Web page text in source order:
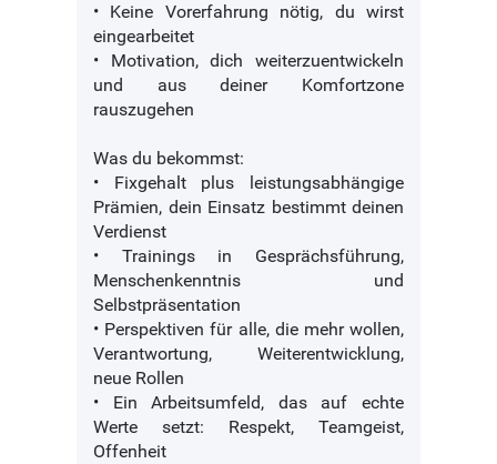
• Keine Vorerfahrung nötig, du wirst
eingearbeitet
• Motivation, dich weiterzuentwickeln
und aus deiner Komfortzone
rauszugehen
Was du bekommst:
• Fixgehalt plus leistungsabhängige
Prämien, dein Einsatz bestimmt deinen
Verdienst
• Trainings in Gesprächsführung,
Menschenkenntnis und
Selbstpräsentation
• Perspektiven für alle, die mehr wollen,
Verantwortung, Weiterentwicklung,
neue Rollen
• Ein Arbeitsumfeld, das auf echte
Werte setzt: Respekt, Teamgeist,
Offenheit